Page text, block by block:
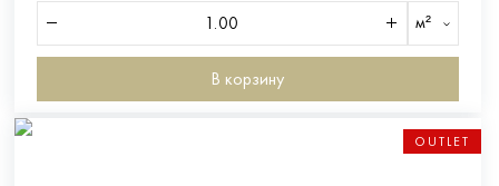
м²
В корзину
OUTLET